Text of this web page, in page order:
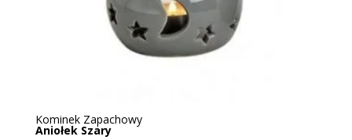
Kominek Zapachowy
Aniołek Szary